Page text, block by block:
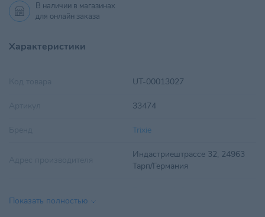
В наличии в магазинах
для онлайн заказа
Характеристики
UT-00013027
33474
Trixie
Индастриештрассе 32, 24963
Тарп/Германия
Показать полностью